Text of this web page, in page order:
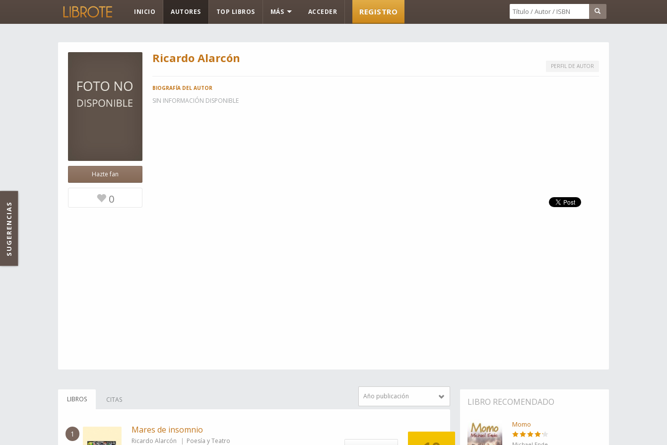
INICIO AUTORES TOP LIBROS MÁS ACCEDER REGISTRO
Hazte fan
0
Ricardo Alarcón
PERFIL DE AUTOR
BIOGRAFÍA DEL AUTOR
SIN INFORMACIÓN DISPONIBLE
LIBROS CITAS Año publicación
1 Mares de insomnio
Ricardo Alarcón Poesía y Teatro
LIBRO RECOMENDADO
Momo
SUGERENCIAS